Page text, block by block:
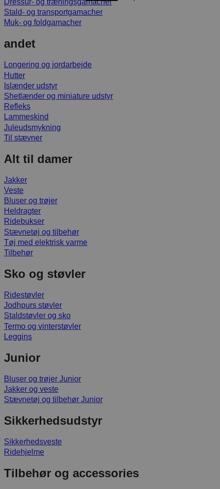
Dressur- og træningsgamacher
Stald- og transportgamacher
Muk- og foldgamacher
andet
Longering og jordarbejde
Hutter
Islænder udstyr
Shetlænder og miniature udstyr
Refleks
Lammeskind
Juleudsmykning
Til stævner
Alt til damer
Jakker
Veste
Bluser og trøjer
Heldragter
Ridebukser
Stævnetøj og tilbehør
Tøj med elektrisk varme
Tilbehør
Sko og støvler
Ridestøvler
Jodhpurs støvler
Staldstøvler og sko
Termo og vinterstøvler
Leggins
Junior
Bluser og trøjer Junior
Jakker og veste
Stævnetøj og tilbehør Junior
Sikkerhedsudstyr
Sikkerhedsveste
Ridehjelme
Tilbehør og accessories